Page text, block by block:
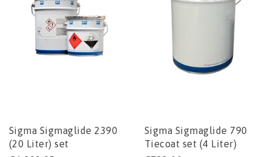
Sigma Sigmaglide 2390
(20 Liter) set
Sigma Sigmaglide 790
Tiecoat set (4 Liter)